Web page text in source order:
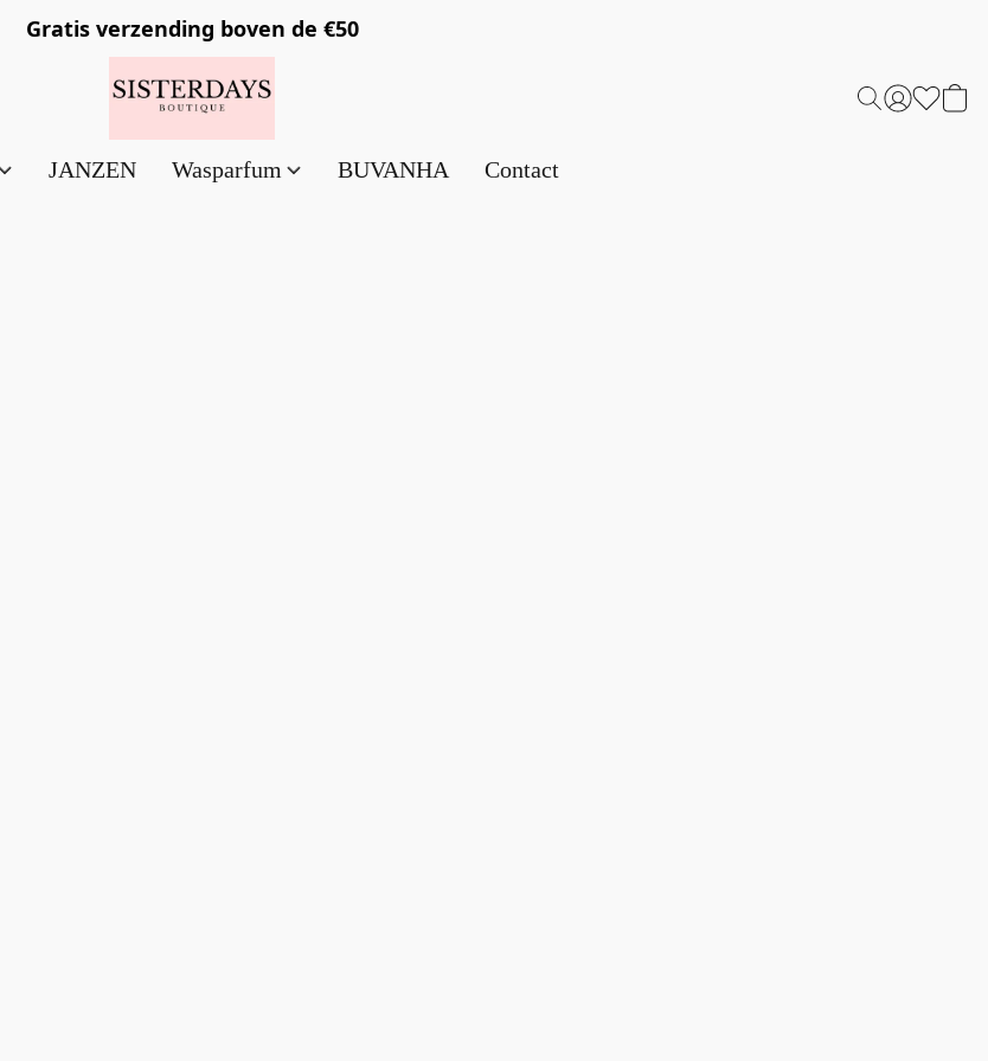
Gratis verzending boven de €50
JANZEN Wasparfum BUVANHA Contact